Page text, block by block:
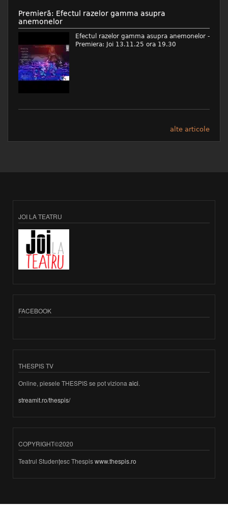
Premieră: Efectul razelor gamma asupra
anemonelor
Efectul razelor gamma asupra anemonelor -
Premiera: Joi 13.11.25 ora 19.30
alte articole
JOI LA TEATRU
FACEBOOK
THESPIS TV
Online, piesele THESPIS se pot viziona aici.
streamit.ro/thespis/
COPYRIGHT©2020
Teatrul Studențesc Thespiswww.thespis.ro